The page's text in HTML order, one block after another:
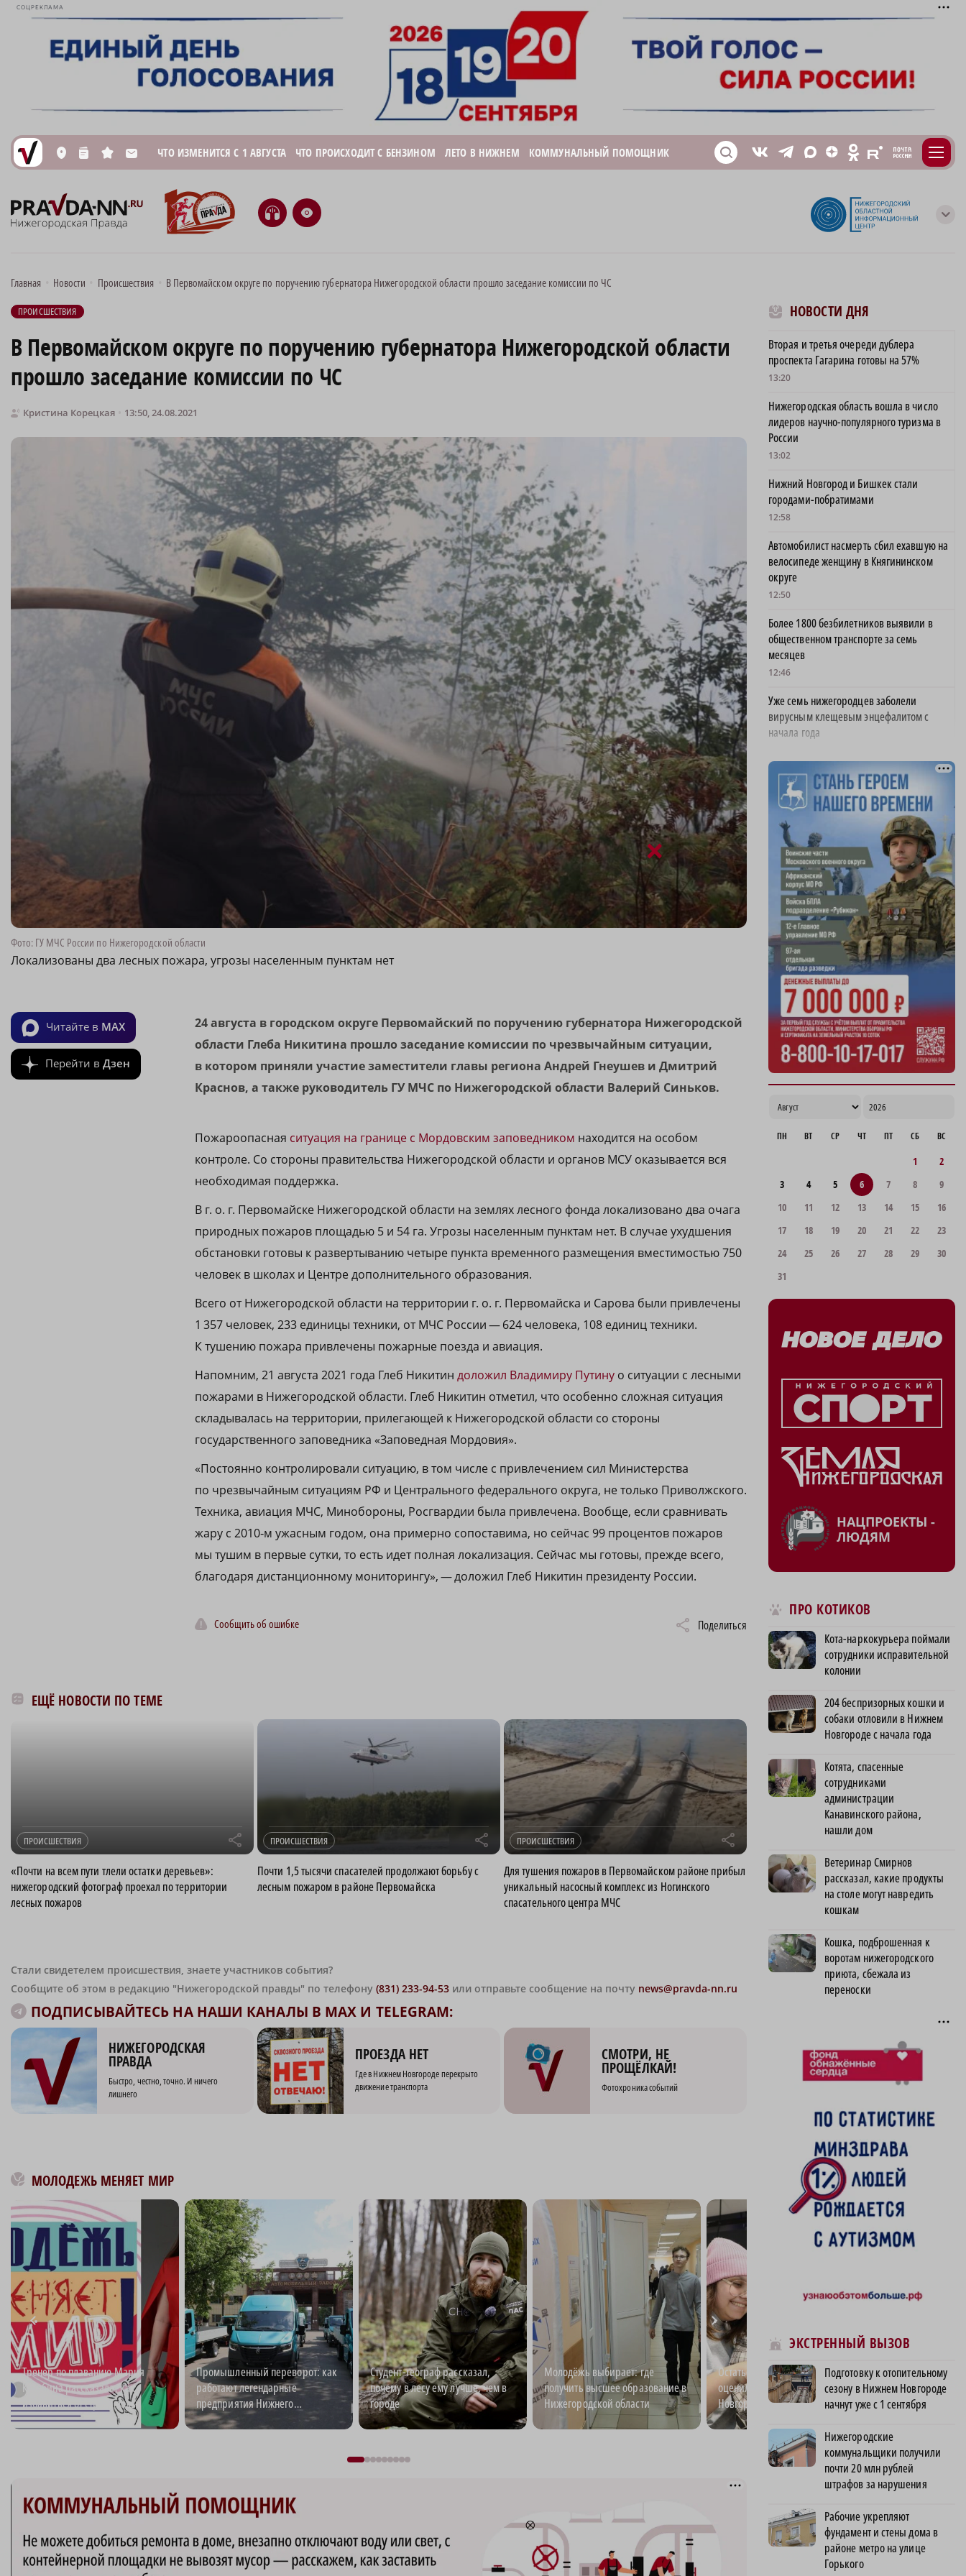
СОЦРЕКЛАМА
L n s M ЧТО ИЗМЕНИТСЯ С 1 АВГУСТА ЧТО ПРОИСХОДИТ С БЕНЗИНОМ ЛЕТО В НИЖНЕМ КОММУНАЛЬНЫЙ ПОМОЩНИК S V T X Z O E m
H e с
Главная Новости Происшествия В Первомайском округе по поручению губернатора Нижегородской области прошло заседание комиссии по ЧС
ПРОИСШЕСТВИЯ
В Первомайском округе по поручению губернатора Нижегородской области
прошло заседание комиссии по ЧС
Кристина Корецкая 13:50, 24.08.2021
Фото: ГУ МЧС России по Нижегородской области
Локализованы два лесных пожара, угрозы населенным пунктам нет
Читайте в MAX
Перейти в Дзен
24 августа в городском округе Первомайский по поручению губернатора Нижегородской
области Глеба Никитина прошло заседание комиссии по чрезвычайным ситуации,
в котором приняли участие заместители главы региона Андрей Гнеушев и Дмитрий
Краснов, а также руководитель ГУ МЧС по Нижегородской области Валерий Синьков.
Пожароопасная ситуация на границе с Мордовским заповедником находится на особом
контроле. Со стороны правительства Нижегородской области и органов МСУ оказывается вся
необходимая поддержка.
В г. о. г. Первомайске Нижегородской области на землях лесного фонда локализовано два очага
природных пожаров площадью 5 и 54 га. Угрозы населенным пунктам нет. В случае ухудшения
обстановки готовы к развертыванию четыре пункта временного размещения вместимостью 750
человек в школах и Центре дополнительного образования.
Всего от Нижегородской области на территории г. о. г. Первомайска и Сарова были привлечены
1 357 человек, 233 единицы техники, от МЧС России — 624 человека, 108 единиц техники.
К тушению пожара привлечены пожарные поезда и авиация.
Напомним, 21 августа 2021 года Глеб Никитин доложил Владимиру Путину о ситуации с лесными
пожарами в Нижегородской области. Глеб Никитин отметил, что особенно сложная ситуация
складывалась на территории, прилегающей к Нижегородской области со стороны
государственного заповедника «Заповедная Мордовия».
«Постоянно контролировали ситуацию, в том числе с привлечением сил Министерства
по чрезвычайным ситуациям РФ и Центрального федерального округа, не только Приволжского.
Техника, авиация МЧС, Минобороны, Росгвардии была привлечена. Вообще, если сравнивать
жару с 2010‑м ужасным годом, она примерно сопоставима, но сейчас 99 процентов пожаров
мы тушим в первые сутки, то есть идет полная локализация. Сейчас мы готовы, прежде всего,
благодаря дистанционному мониторингу», — доложил Глеб Никитин президенту России.
Сообщить об ошибке Поделиться
ЕЩЁ НОВОСТИ ПО ТЕМЕ
ПРОИСШЕСТВИЯ r
«Почти на всем пути тлели остатки деревьев»:
нижегородский фотограф проехал по территории
лесных пожаров
ПРОИСШЕСТВИЯ r
Почти 1,5 тысячи спасателей продолжают борьбу с
лесным пожаром в районе Первомайска
ПРОИСШЕСТВИЯ r
Для тушения пожаров в Первомайском районе прибыл
уникальный насосный комплекс из Ногинского
спасательного центра МЧС
Стали свидетелем происшествия, знаете участников события?
Сообщите об этом в редакцию "Нижегородской правды" по телефону (831) 233-94-53 или отправьте сообщение на почту news@pravda-nn.ru
ПОДПИСЫВАЙТЕСЬ НА НАШИ КАНАЛЫ В MAX И TELEGRAM:
НИЖЕГОРОДСКАЯ
ПРАВДА
Быстро, честно, точно. И ничего
лишнего
ПРОЕЗДА НЕТ
Где в Нижнем Новгороде перекрыто
движение транспорта
СМОТРИ, НЕ
ПРОЩЁЛКАЙ!
Фотохроника событий
МОЛОДЕЖЬ МЕНЯЕТ МИР
Тренер по плаванию Мария
Кулябина рассказала, как
избавиться от страха воды
Промышленный переворот: как
работают легендарные
предприятия Нижнего
Новгорода
Студент-географ рассказал,
почему в лесу ему лучше, чем в
городе
Молодёжь выбирает: где
получить высшее образование в
Нижегородской области
Остаться или уехать? Молодежь
оценила возможности Нижнего
Новгорода
Культурный
кино и стрит-
области
×
НОВОСТИ ДНЯ
Вторая и третья очереди дублера
проспекта Гагарина готовы на 57%
13:20
Нижегородская область вошла в число
лидеров научно-популярного туризма в
России
13:02
Нижний Новгород и Бишкек стали
городами-побратимами
12:58
Автомобилист насмерть сбил ехавшую на
велосипеде женщину в Княгининском
округе
12:50
Более 1800 безбилетников выявили в
общественном транспорте за семь
месяцев
12:46
Уже семь нижегородцев заболели
вирусным клещевым энцефалитом с
начала года
Нижегородские агропредприятия за семь
месяцев удвоили объем экспорта
12:40
18-летний житель Балахны угнал у отчима
автомобиль и врезался в дерево
12:38
На трассе у поворота на Богородск
снизили скорость до 50 км/ч
12:34
В Тоншаеве открыто движение по мосту
через Пижму
12:20
ПН ВТ СР ЧТ ПТ СБ ВС
1
2
3
4 5 6 7 8
9
10
11 12 13 14 15
16
17
18 19 20 21 22
23
24
25 26 27 28 29
30
31
НАЦПРОЕКТЫ -
ЛЮДЯМ
ПРО КОТИКОВ
Кота-наркокурьера поймали
сотрудники исправительной
колонии
204 беспризорных кошки и
собаки отловили в Нижнем
Новгороде с начала года
Котята, спасенные
сотрудниками
администрации
Канавинского района,
нашли дом
Ветеринар Смирнов
рассказал, какие продукты
на столе могут навредить
кошкам
Кошка, подброшенная к
воротам нижегородского
приюта, сбежала из
переноски
ЭКСТРЕННЫЙ ВЫЗОВ
Подготовку к отопительному
сезону в Нижнем Новгороде
начнут уже с 1 сентября
Нижегородские
коммунальщики получили
почти 20 млн рублей
штрафов за нарушения
Рабочие укрепляют
фундамент и стены дома в
районе метро на улице
Горького